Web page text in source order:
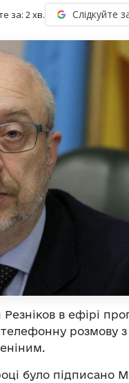
за: 2хв. Слідкуйте
в ефірі
розмову
було підписано